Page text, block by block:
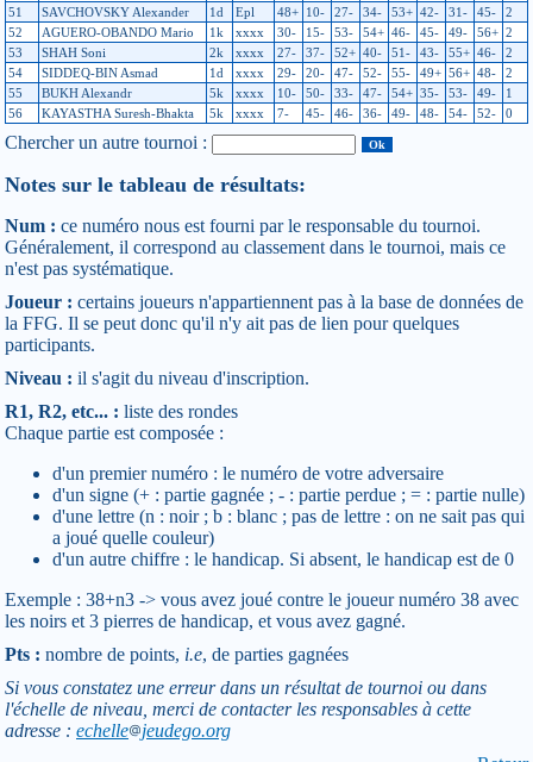
51
SAVCHOVSKY Alexander 1d Epl 48+ 10- 27- 34- 53+ 42- 31- 45-
2
52
AGUERO-OBANDO Mario 1k xxxx 30- 15- 53- 54+ 46- 45- 49- 56+ 2
53
SHAH Soni 2k xxxx 27- 37- 52+ 40- 51- 43- 55+ 46-
2
54
SIDDEQ-BIN Asmad 1d xxxx 29- 20- 47- 52- 55- 49+ 56+ 48-
2
55
BUKH Alexandr 5k xxxx 10- 50- 33- 47- 54+ 35- 53- 49-
1
56
KAYASTHA Suresh-Bhakta 5k xxxx 7- 45- 46- 36- 49- 48- 54- 52- 0
Chercher un autre tournoi :
Notes sur le tableau de résultats:
Num : ce numéro nous est fourni par le responsable du tournoi.
Généralement, il correspond au classement dans le tournoi, mais ce
n'est pas systématique.
Joueur : certains joueurs n'appartiennent pas à la base de données de
la FFG. Il se peut donc qu'il n'y ait pas de lien pour quelques
participants.
Niveau : il s'agit du niveau d'inscription.
R1, R2, etc... : liste des rondes
Chaque partie est composée :
d'un premier numéro : le numéro de votre adversaire
d'un signe (+ : partie gagnée ; - : partie perdue ; = : partie nulle)
d'une lettre (n : noir ; b : blanc ; pas de lettre : on ne sait pas qui
a joué quelle couleur)
d'un autre chiffre : le handicap. Si absent, le handicap est de 0
Exemple : 38+n3 -> vous avez joué contre le joueur numéro 38 avec
les noirs et 3 pierres de handicap, et vous avez gagné.
Pts : nombre de points, i.e, de parties gagnées
Si vous constatez une erreur dans un résultat de tournoi ou dans
l'échelle de niveau, merci de contacter les responsables à cette
adresse : echelle
jeudego.org